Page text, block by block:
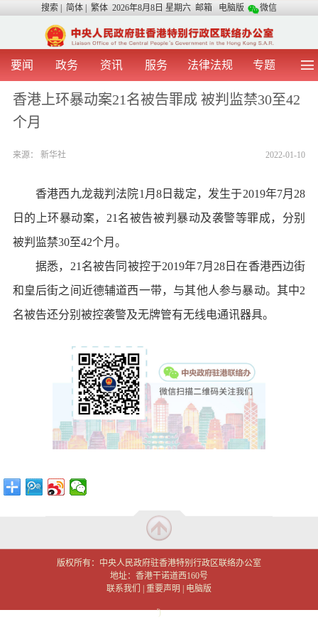
搜索 简体 繁体 2026年8月8日 星期六 邮箱 电脑版 微信
要闻 政务 资讯 服务 法律法规 专题
首 页 图 片 视 频 中央声音
我办动态
办证指引
香港上环暴动案21名被告罪成 被判监禁30至42
个月
2022-01-10
来源： 新华社
香港西九龙裁判法院1月8日裁定，发生于2019年7月28
日的上环暴动案，21名被告被判暴动及袭警等罪成，分别
被判监禁30至42个月。
据悉，21名被告同被控于2019年7月28日在香港西边街
和皇后街之间近德辅道西一带，与其他人参与暴动。其中2
名被告还分别被控袭警及无牌管有无线电通讯器具。
版权所有：中央人民政府驻香港特别行政区联络办公室
地址：香港干诺道西160号
联系我们
重要声明 电脑版
')